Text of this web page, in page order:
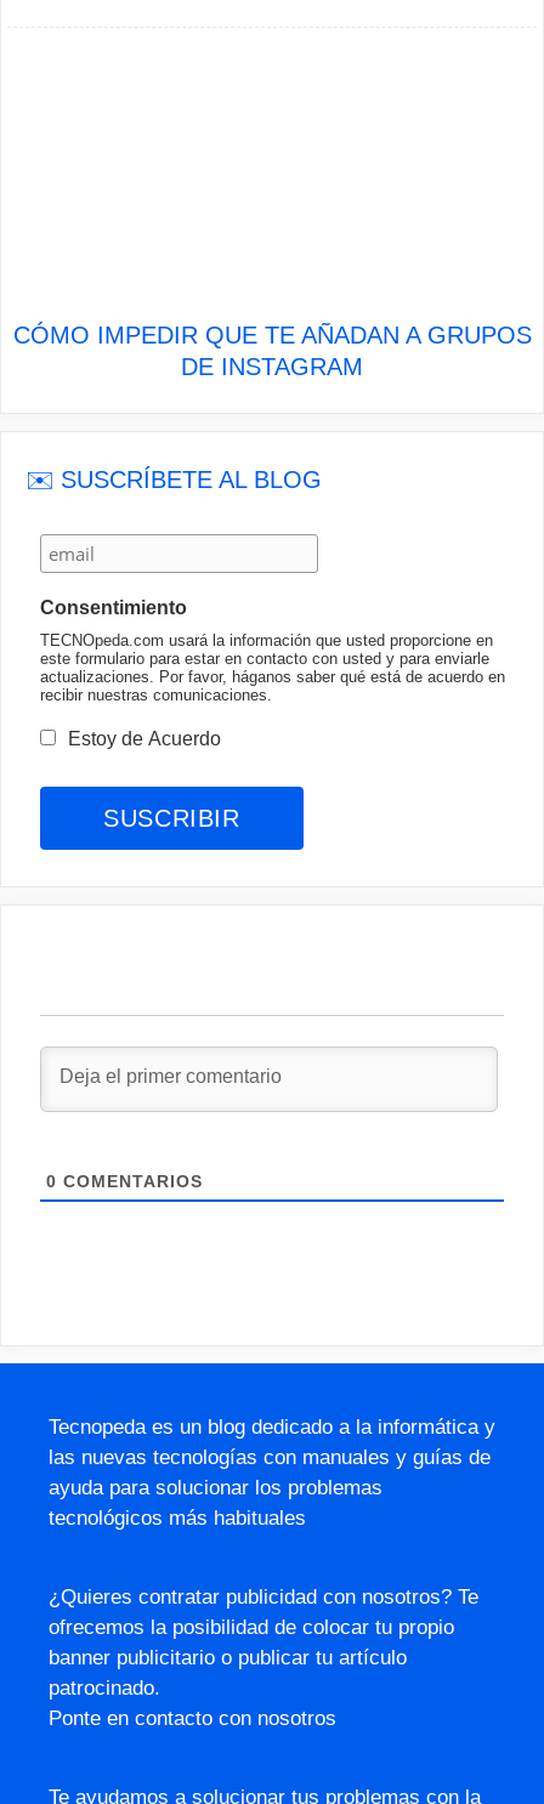
CÓMO IMPEDIR QUE TE AÑADAN A GRUPOS
DE INSTAGRAM
✉️ SUSCRÍBETE AL BLOG
Consentimiento
TECNOpeda.com usará la información que usted proporcione en
este formulario para estar en contacto con usted y para enviarle
actualizaciones. Por favor, háganos saber qué está de acuerdo en
recibir nuestras comunicaciones.
Estoy de Acuerdo
0 COMENTARIOS
Tecnopeda es un blog dedicado a la informática y
las nuevas tecnologías con manuales y guías de
ayuda para solucionar los problemas
tecnológicos más habituales
¿Quieres contratar publicidad con nosotros? Te
ofrecemos la posibilidad de colocar tu propio
banner publicitario o publicar tu artículo
patrocinado.
Ponte en contacto con nosotros
Te ayudamos a solucionar tus problemas con la